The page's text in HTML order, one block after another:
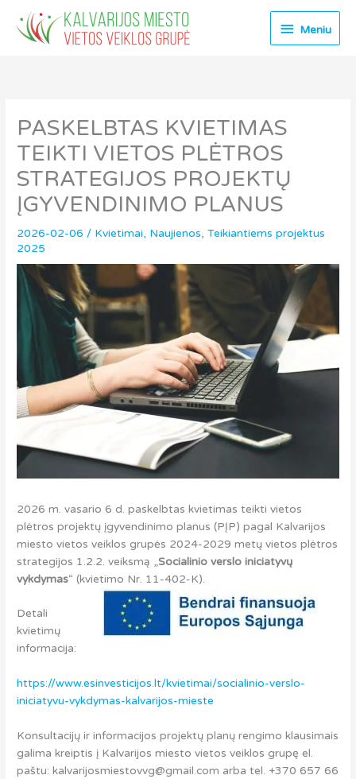
prie
turinio
Meniu
Meniu
PASKELBTAS KVIETIMAS
TEIKTI VIETOS PLĖTROS
STRATEGIJOS PROJEKTŲ
ĮGYVENDINIMO PLANUS
2026-02-06 / Kvietimai, Naujienos,Teikiantiems projektus
2025
2026 m. vasario 6 d. paskelbtas kvietimas teikti vietos
plėtros projektų įgyvendinimo planus (PĮP) pagal Kalvarijos
miesto vietos veiklos grupės 2024-2029 metų vietos plėtros
strategijos 1.2.2. veiksmą „Socialinio verslo iniciatyvų
vykdymas“ (kvietimo Nr. 11-402-K).
Detali
kvietimų
informacija:
https://www.esinvesticijos.lt/kvietimai/socialinio-verslo-
iniciatyvu-vykdymas-kalvarijos-mieste
Konsultacijų ir informacijos projektų planų rengimo klausimais
galima kreiptis į Kalvarijos miesto vietos veiklos grupę el.
paštu: kalvarijosmiestovvg@gmail.com arba tel. +370 657 66